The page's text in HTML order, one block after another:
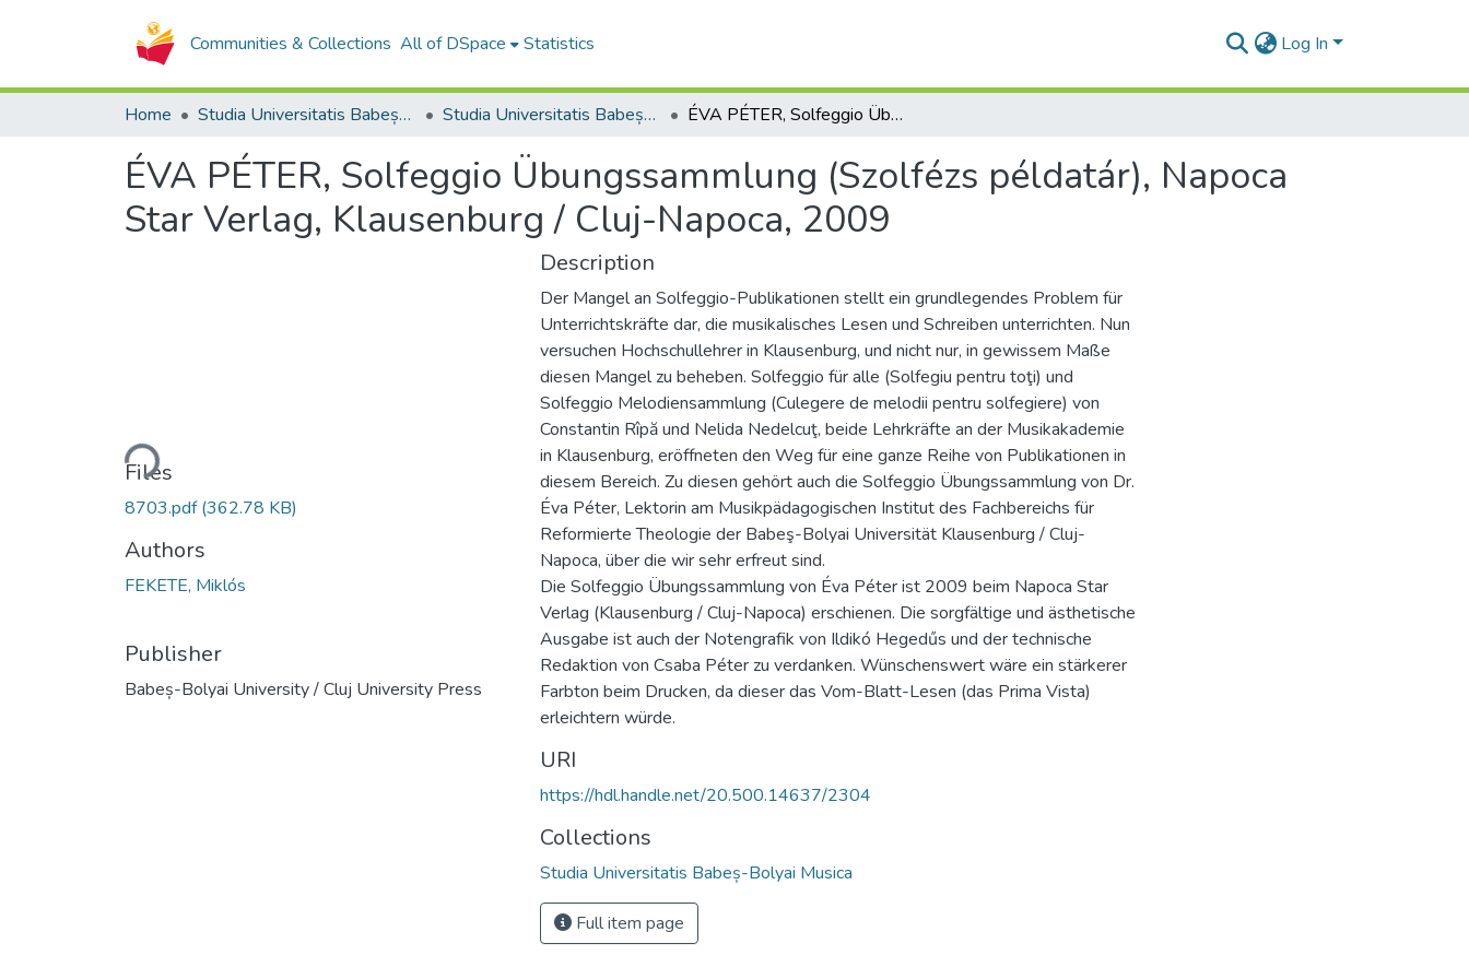
Communities & Collections All of DSpace Statistics Log In
Home Studia Universitatis Babeș-Bolyai Collection Studia Universitatis Babeș-Bolyai Musica ÉVA PÉTER, Solfeggio Übungssammlung (Szolfézs példatár), Napoca Star Verlag, Klausenburg / Cluj-Napoca, 2009
ÉVA PÉTER, Solfeggio Übungssammlung (Szolfézs példatár), Napoca
Star Verlag, Klausenburg / Cluj-Napoca, 2009
Loading...
Files
8703.pdf(362.78 KB)
Authors
FEKETE, Miklós
Publisher
Babeș-Bolyai University / Cluj University Press
Description
Der Mangel an Solfeggio-Publi­kationen stellt ein grundlegendes Problem für
Unterrichtskräfte dar, die musikalisches Lesen und Schrei­ben unterrichten. Nun
versuchen Hoch­schullehrer in Klausenburg, und nicht nur, in gewissem Maße
diesen Mangel zu beheben. Sol­feggio für alle (Solfegiu pentru toţi) und
Solfeggio Melodiensammlung (Culegere de melodii pentru sol­fegiere) von
Constantin Rîpă und Nelida Nedelcuţ, beide Lehrkräfte an der Musikakademie
in Klausenburg, eröffneten den Weg für eine ganze Reihe von Publikationen in
diesem Bereich. Zu diesen gehört auch die Solfeggio Übungssammlung von Dr.
Éva Péter, Lektorin am Musikpädagogischen Institut des Fachbereichs für
Reformierte Theologie der Babeş-Bolyai Universität Klausenburg / Cluj-
Napoca, über die wir sehr erfreut sind.
Die Solfeggio Übungssammlung von Éva Péter ist 2009 beim Napoca Star
Verlag (Klausenburg / Cluj-Napoca) erschienen. Die sorgfältige und ästhetische
Ausgabe ist auch der Notengrafik von Ildikó Hegedűs und der technische
Redaktion von Csaba Péter zu verdanken. Wünschenswert wäre ein stärkerer
Farbton beim Drucken, da dieser das Vom-Blatt-Lesen (das Prima Vista)
erleichtern würde.
URI
https://hdl.handle.net/20.500.14637/2304
Collections
Studia Universitatis Babeș-Bolyai Musica
Full item page